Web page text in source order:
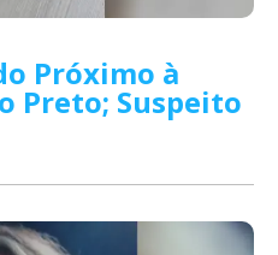
Próximo à
Preto; Suspeito